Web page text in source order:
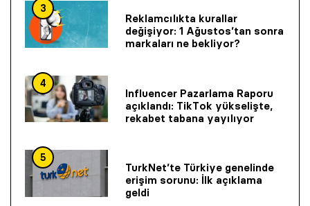
3
Reklamcılıkta kurallar
değişiyor: 1 Ağustos’tan sonra
markaları ne bekliyor?
4
Influencer Pazarlama Raporu
açıklandı: TikTok yükselişte,
rekabet tabana yayılıyor
5
TurkNet’te Türkiye genelinde
erişim sorunu: İlk açıklama
geldi